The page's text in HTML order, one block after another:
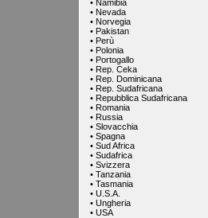
• Namibia
• Nevada
• Norvegia
• Pakistan
• Perù
• Polonia
• Portogallo
• Rep. Ceka
• Rep. Dominicana
• Rep. Sudafricana
• Repubblica Sudafricana
• Romania
• Russia
• Slovacchia
• Spagna
• Sud Africa
• Sudafrica
• Svizzera
• Tanzania
• Tasmania
• U.S.A.
• Ungheria
• USA